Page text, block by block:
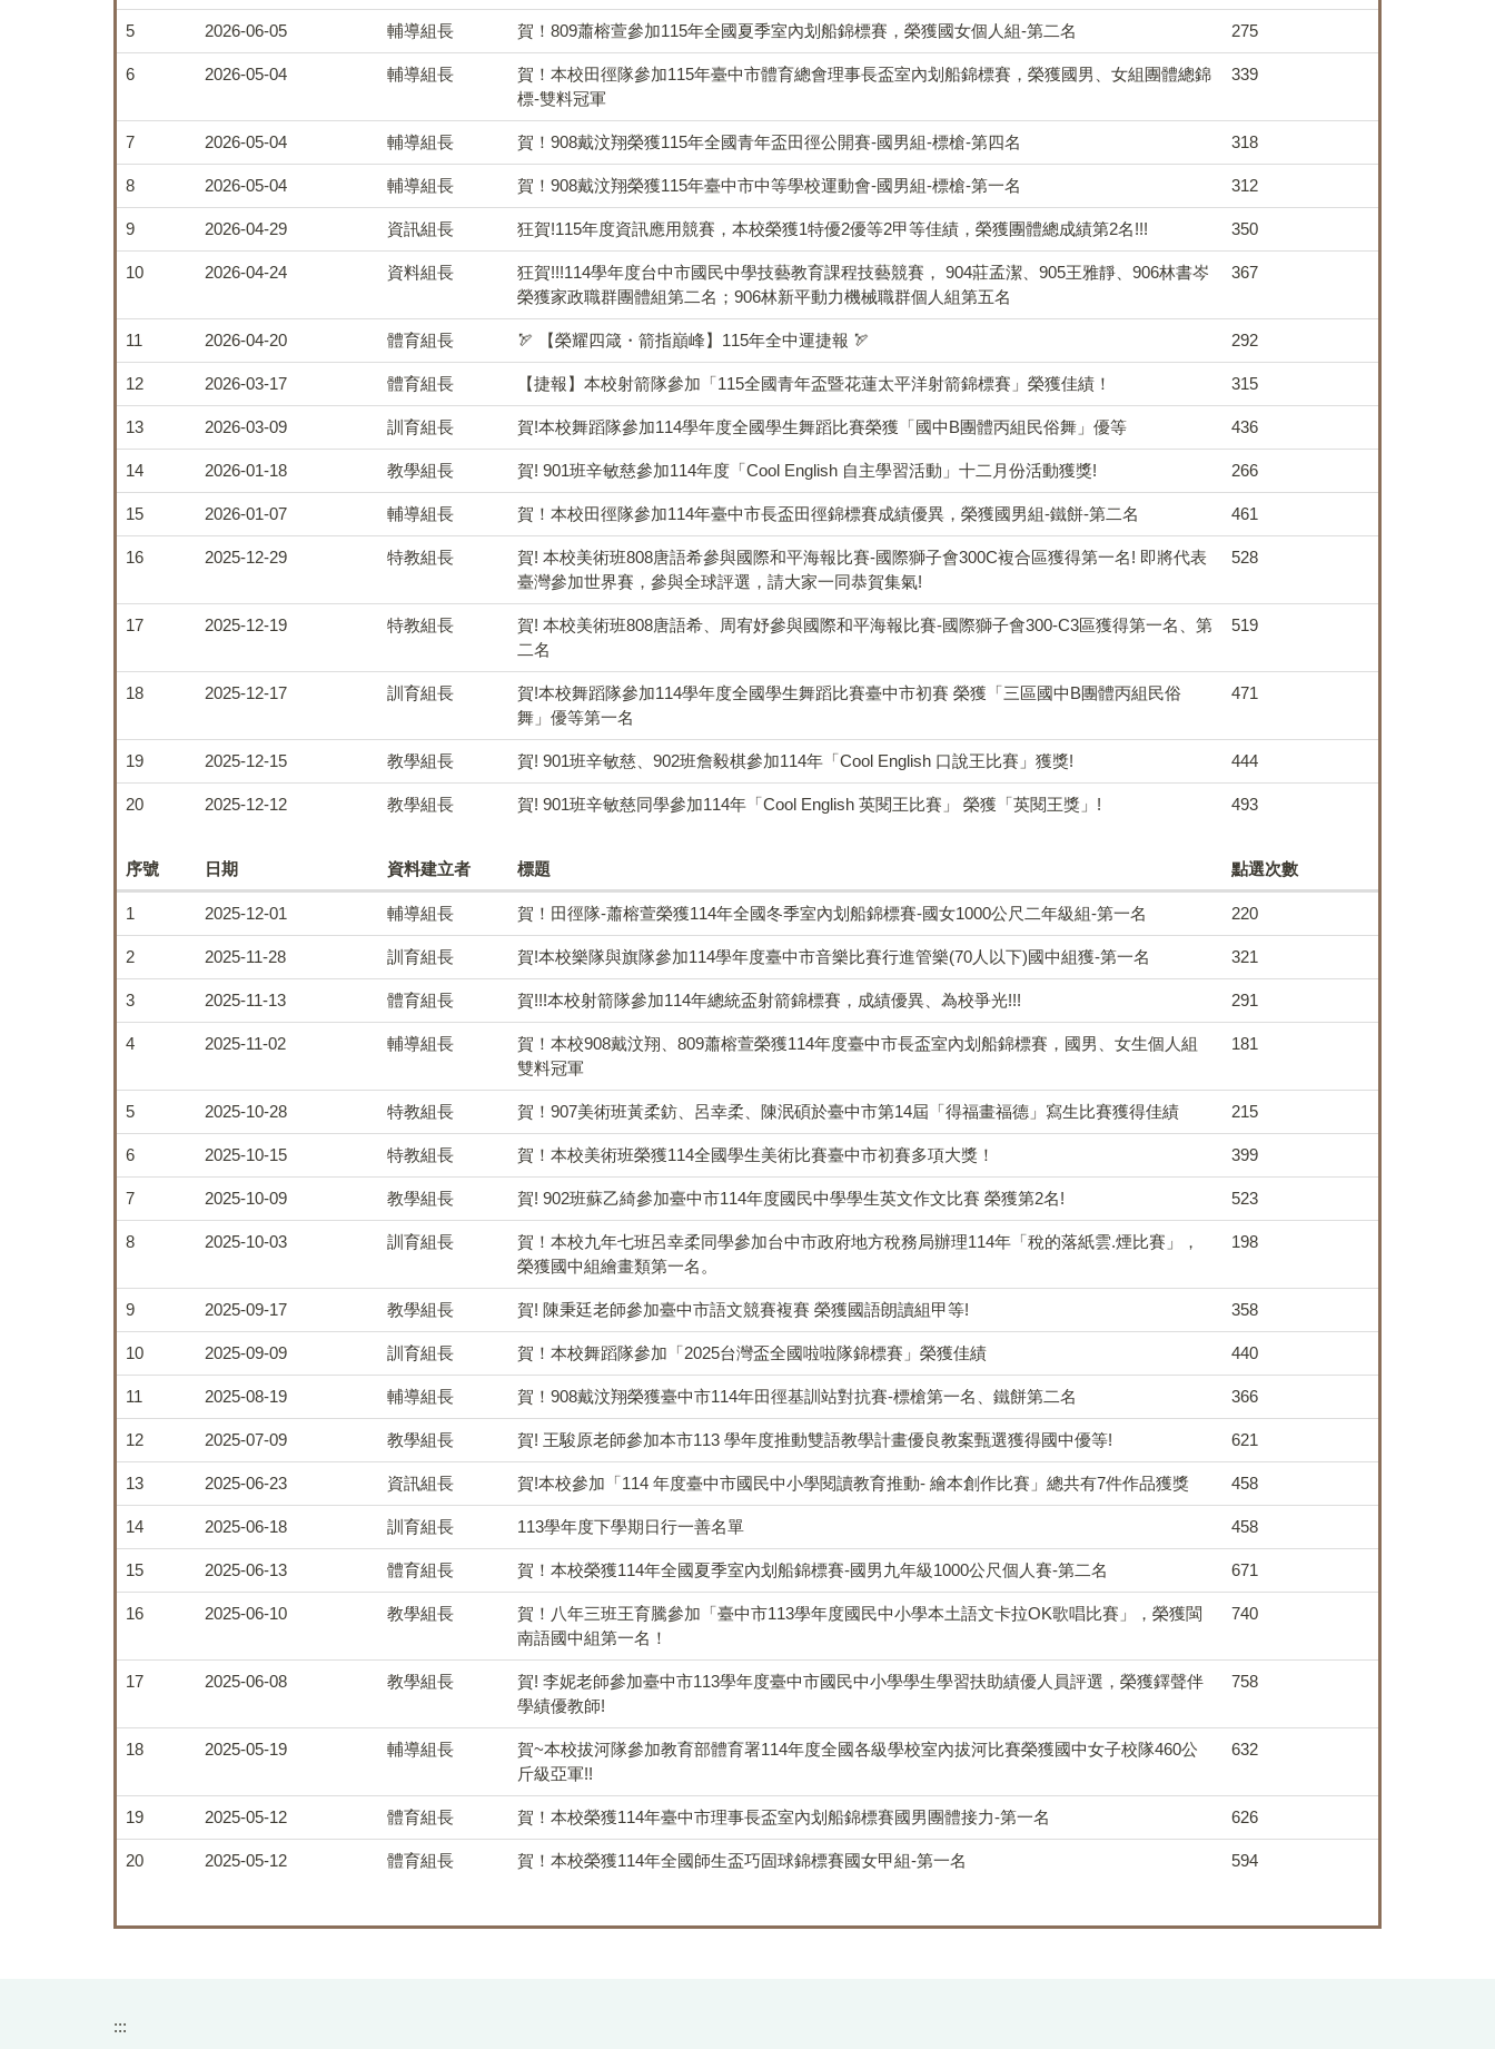
5 2026-06-05 輔導組長 賀！809蕭榕萱參加115年全國夏季室內划船錦標賽，榮獲國女個人組-第二名 275
6 2026-05-04 輔導組長
賀！本校田徑隊參加115年臺中市體育總會理事長盃室內划船錦標賽，榮獲國男、女組團體總錦
標-雙料冠軍
339
7 2026-05-04 輔導組長 賀！908戴汶翔榮獲115年全國青年盃田徑公開賽-國男組-標槍-第四名 318
8 2026-05-04 輔導組長 賀！908戴汶翔榮獲115年臺中市中等學校運動會-國男組-標槍-第一名 312
9 2026-04-29 資訊組長 狂賀!115年度資訊應用競賽，本校榮獲1特優2優等2甲等佳績，榮獲團體總成績第2名!!! 350
10 2026-04-24 資料組長
狂賀!!!114學年度台中市國民中學技藝教育課程技藝競賽， 904莊孟潔、905王雅靜、906林書岑
榮獲家政職群團體組第二名；906林新平動力機械職群個人組第五名
367
11 2026-04-20 體育組長 🏹 【榮耀四箴・箭指巔峰】115年全中運捷報 🏹 292
12 2026-03-17 體育組長 【捷報】本校射箭隊參加「115全國青年盃暨花蓮太平洋射箭錦標賽」榮獲佳績！ 315
13 2026-03-09 訓育組長 賀!本校舞蹈隊參加114學年度全國學生舞蹈比賽榮獲「國中B團體丙組民俗舞」優等 436
14 2026-01-18 教學組長 賀! 901班辛敏慈參加114年度「Cool English 自主學習活動」十二月份活動獲獎! 266
15 2026-01-07 輔導組長 賀！本校田徑隊參加114年臺中市長盃田徑錦標賽成績優異，榮獲國男組-鐵餅-第二名 461
16 2025-12-29 特教組長
賀! 本校美術班808唐語希參與國際和平海報比賽-國際獅子會300C複合區獲得第一名! 即將代表
臺灣參加世界賽，參與全球評選，請大家一同恭賀集氣!
528
17 2025-12-19 特教組長
賀! 本校美術班808唐語希、周宥妤參與國際和平海報比賽-國際獅子會300-C3區獲得第一名、第
二名
519
18 2025-12-17 訓育組長
賀!本校舞蹈隊參加114學年度全國學生舞蹈比賽臺中市初賽 榮獲「三區國中B團體丙組民俗
舞」優等第一名
471
19 2025-12-15 教學組長 賀! 901班辛敏慈、902班詹毅棋參加114年「Cool English 口說王比賽」獲獎! 444
20 2025-12-12 教學組長 賀! 901班辛敏慈同學參加114年「Cool English 英閱王比賽」 榮獲「英閱王獎」! 493
序號 日期 資料建立者 標題 點選次數
1 2025-12-01 輔導組長 賀！田徑隊-蕭榕萱榮獲114年全國冬季室內划船錦標賽-國女1000公尺二年級組-第一名 220
2 2025-11-28 訓育組長 賀!本校樂隊與旗隊參加114學年度臺中市音樂比賽行進管樂(70人以下)國中組獲-第一名 321
3 2025-11-13 體育組長 賀!!!本校射箭隊參加114年總統盃射箭錦標賽，成績優異、為校爭光!!! 291
4 2025-11-02 輔導組長
賀！本校908戴汶翔、809蕭榕萱榮獲114年度臺中市長盃室內划船錦標賽，國男、女生個人組
雙料冠軍
181
5 2025-10-28 特教組長 賀！907美術班黃柔鈁、呂幸柔、陳泯碩於臺中市第14屆「得福畫福德」寫生比賽獲得佳績 215
6 2025-10-15 特教組長 賀！本校美術班榮獲114全國學生美術比賽臺中市初賽多項大獎！ 399
7 2025-10-09 教學組長 賀! 902班蘇乙綺參加臺中市114年度國民中學學生英文作文比賽 榮獲第2名! 523
8 2025-10-03 訓育組長
賀！本校九年七班呂幸柔同學參加台中市政府地方稅務局辦理114年「稅的落紙雲.煙比賽」，
榮獲國中組繪畫類第一名。
198
9 2025-09-17 教學組長 賀! 陳秉廷老師參加臺中市語文競賽複賽 榮獲國語朗讀組甲等! 358
10 2025-09-09 訓育組長 賀！本校舞蹈隊參加「2025台灣盃全國啦啦隊錦標賽」榮獲佳績 440
11 2025-08-19 輔導組長 賀！908戴汶翔榮獲臺中市114年田徑基訓站對抗賽-標槍第一名、鐵餅第二名 366
12 2025-07-09 教學組長 賀! 王駿原老師參加本市113 學年度推動雙語教學計畫優良教案甄選獲得國中優等! 621
13 2025-06-23 資訊組長 賀!本校參加「114 年度臺中市國民中小學閱讀教育推動- 繪本創作比賽」總共有7件作品獲獎 458
14 2025-06-18 訓育組長 113學年度下學期日行一善名單 458
15 2025-06-13 體育組長 賀！本校榮獲114年全國夏季室內划船錦標賽-國男九年級1000公尺個人賽-第二名 671
16 2025-06-10 教學組長
賀！八年三班王育騰參加「臺中市113學年度國民中小學本土語文卡拉OK歌唱比賽」，榮獲閩
南語國中組第一名！
740
17 2025-06-08 教學組長
賀! 李妮老師參加臺中市113學年度臺中市國民中小學學生學習扶助績優人員評選，榮獲鐸聲伴
學績優教師!
758
18 2025-05-19 輔導組長
賀~本校拔河隊參加教育部體育署114年度全國各級學校室內拔河比賽榮獲國中女子校隊460公
斤級亞軍!!
632
19 2025-05-12 體育組長 賀！本校榮獲114年臺中市理事長盃室內划船錦標賽國男團體接力-第一名 626
20 2025-05-12 體育組長 賀！本校榮獲114年全國師生盃巧固球錦標賽國女甲組-第一名 594
:::